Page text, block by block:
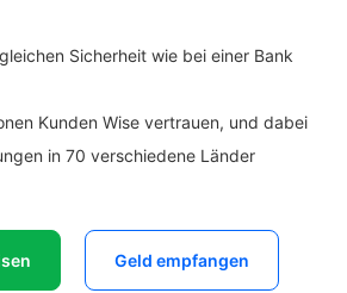
Sicherheit wie bei einer Bank
Kunden Wise vertrauen, und dabei
in 70 verschiedene Länder
Geld empfangen